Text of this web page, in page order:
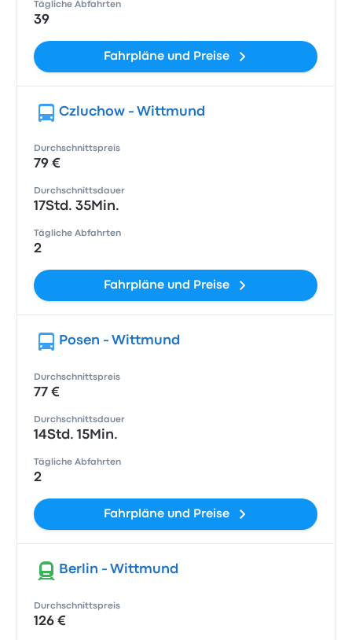
Tägliche Abfahrten
39
Fahrpläne und Preise
Czluchow - Wittmund
Durchschnittspreis
79 €
Durchschnittsdauer
17Std. 35Min.
Tägliche Abfahrten
2
Fahrpläne und Preise
Posen - Wittmund
Durchschnittspreis
77 €
Durchschnittsdauer
14Std. 15Min.
Tägliche Abfahrten
2
Fahrpläne und Preise
Berlin - Wittmund
Durchschnittspreis
126 €